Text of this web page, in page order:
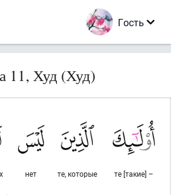
Гость
11, Худ (Худ)
те [такие] –
те, которые
нет